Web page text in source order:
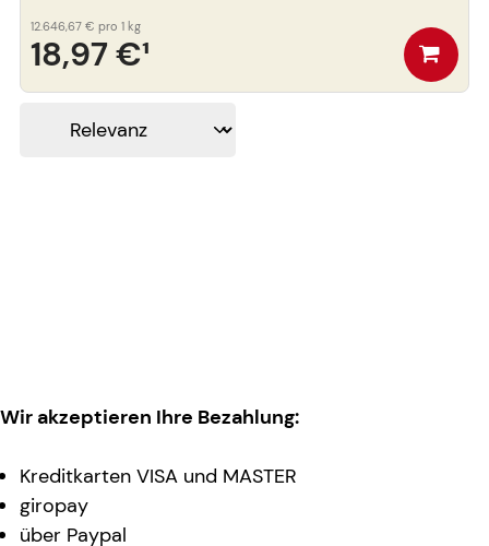
18,97 €¹
12.646,67 € pro 1 kg
Wir akzeptieren Ihre Bezahlung:
Kreditkarten VISA und MASTER
giropay
über Paypal